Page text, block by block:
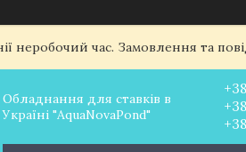
неробочий час. Замовлення та
Обладнання для ставків в
Україні "AquaNovaPond"